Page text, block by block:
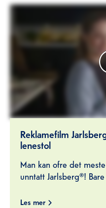
Reklamefilm
lenestol
Man kan ofre det
unntatt Jarlsberg®!
Les mer